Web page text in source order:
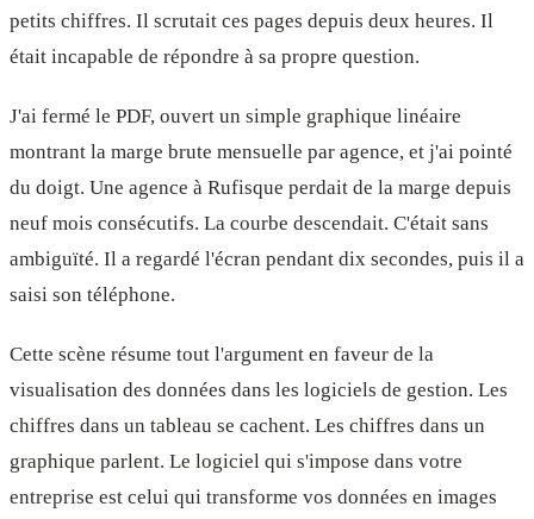
petits chiffres. Il scrutait ces pages depuis deux heures. Il
était incapable de répondre à sa propre question.
J'ai fermé le PDF, ouvert un simple graphique linéaire
montrant la marge brute mensuelle par agence, et j'ai pointé
du doigt. Une agence à Rufisque perdait de la marge depuis
neuf mois consécutifs. La courbe descendait. C'était sans
ambiguïté. Il a regardé l'écran pendant dix secondes, puis il a
saisi son téléphone.
Cette scène résume tout l'argument en faveur de la
visualisation des données dans les logiciels de gestion. Les
chiffres dans un tableau se cachent. Les chiffres dans un
graphique parlent. Le logiciel qui s'impose dans votre
entreprise est celui qui transforme vos données en images